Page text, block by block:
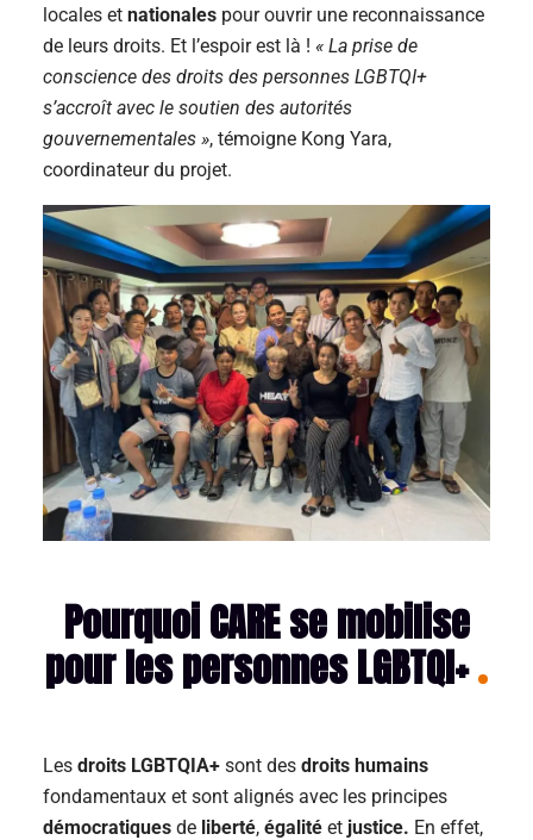
locales et nationales pour ouvrir une reconnaissance
de leurs droits. Et l’espoir est là ! « La prise de
conscience des droits des personnes LGBTQI+
s’accroît avec le soutien des autorités
gouvernementales », témoigne Kong Yara,
coordinateur du projet.
Pourquoi CARE se mobilise
pour les personnes LGBTQI+
Les droits LGBTQIA+ sont des droits humains
fondamentaux et sont alignés avec les principes
démocratiques de liberté, égalité et justice. En effet,